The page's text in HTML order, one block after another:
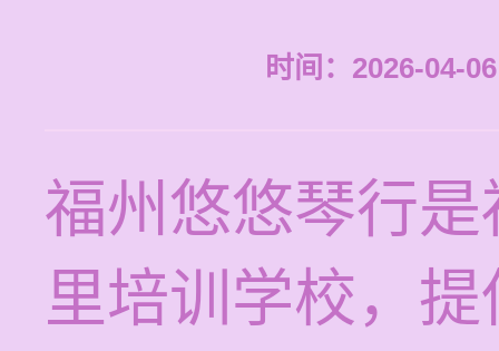
时间：2026-04-
福州悠悠琴行
里培训学校，